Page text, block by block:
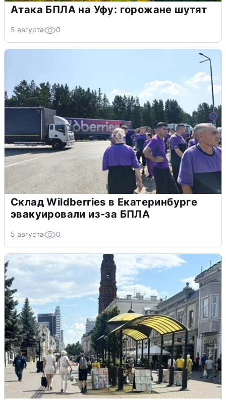
Атака БПЛА на Уфу: горожане шутят
5 августа 0
Склад Wildberries в Екатеринбурге
эвакуировали из-за БПЛА
5 августа 0